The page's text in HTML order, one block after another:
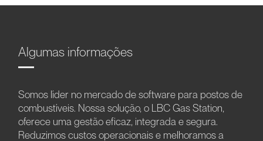
Algumas informações
Somos líder no mercado de software para postos de
combustíveis. Nossa solução, o LBC Gas Station,
oferece uma gestão eficaz, integrada e segura.
Reduzimos custos operacionais e melhoramos a